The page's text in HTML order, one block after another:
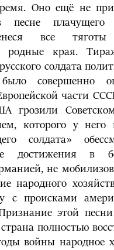
Оно ещё не
песне плачущего
все
родные края.
солдата
было совершенно
части
грозили
которого у него
солдата»
достижения в
не
народного
с происками
этой
полностью
войны народное